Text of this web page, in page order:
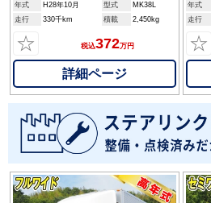
年式 H28年10月 型式
MK38L
走行
330千km 積載 2,450kg
☆ 税込372万円
詳細ページ
年式
走行
☆